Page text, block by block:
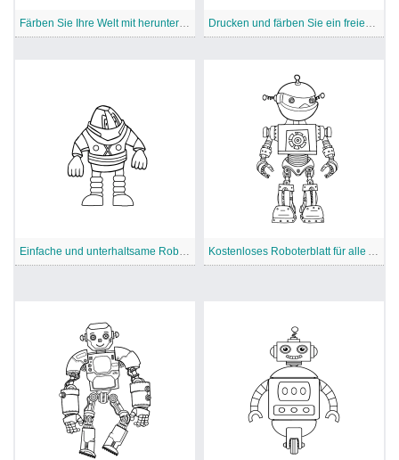
Färben Sie Ihre Welt mit herunterladbaren Robotern Drucken und färben Sie ein freies Roboterblatt
Einfache und unterhaltsame Roboterdesigns zum Ausmalen Kostenloses Roboterblatt für alle Altersgruppen